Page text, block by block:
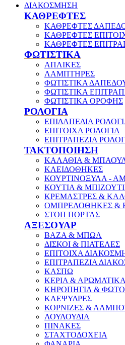
ΔΙΑΚΟΣΜΗΣΗ
ΚΑΘΡΕΦΤΕΣ
ΚΑΘΡΕΦΤΕΣ
ΚΑΘΡΕΦΤΕΣ
ΚΑΘΡΕΦΤΕΣ
ΦΩΤΙΣΤΙΚΑ
ΑΠΛΙΚΕΣ
ΛΑΜΠΤΗΡΕΣ
ΦΩΤΙΣΤΙΚΑ
ΦΩΤΙΣΤΙΚΑ
ΦΩΤΙΣΤΙΚΑ ΟΡΟΦΗΣ
ΡΟΛΟΓΙΑ
ΕΠΙΔΑΠΕΔΙΑ
ΕΠΙΤΟΙΧΑ ΡΟΛΟΓΙΑ
ΕΠΙΤΡΑΠΕΖΙΑ
ΤΑΚΤΟΠΟΙΗΣΗ
ΚΑΛΑΘΙΑ &
ΚΛΕΙΔΟΘΗΚΕΣ
ΚΟΥΡΤΙΝΟΞΥΛΑ -
ΚΟΥΤΙΑ &
ΚΡΕΜΑΣΤΡΕΣ &
ΟΜΠΡΕΛΟΘΗΚΕΣ &
ΣΤΟΠ ΠΟΡΤΑΣ
ΑΞΕΣΟΥΑΡ
ΒΑΖΑ & ΜΠΩΛ
ΔΙΣΚΟΙ & ΠΙΑΤΕΛΕΣ
ΕΠΙΤΟΙΧΑ
ΕΠΙΤΡΑΠΕΖΙΑ
ΚΑΣΠΩ
ΚΕΡΙΑ & ΑΡΩΜΑΤΙΚΑ
ΚΗΡΟΠΗΓΙΑ &
ΚΛΕΨΥΔΡΕΣ
ΚΟΡΝΙΖΕΣ &
ΛΟΥΛΟΥΔΙΑ
ΠΙΝΑΚΕΣ
ΣΤΑΧΤΟΔΟΧΕΙΑ